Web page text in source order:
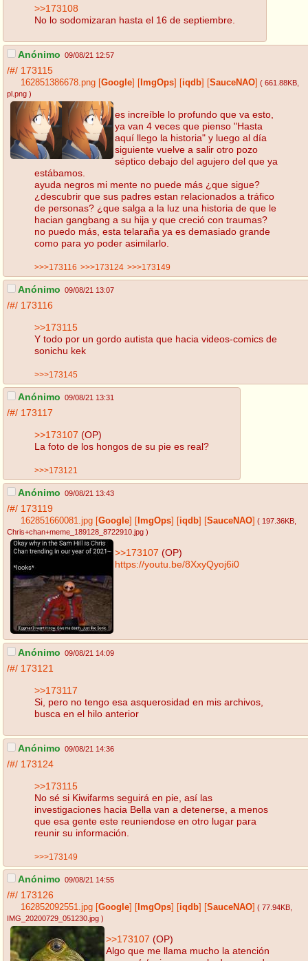
>>173108
No lo sodomizaran hasta el 16 de septiembre.
Anónimo 09/08/21 12:57
/#/ 173115
162851386678.png Google ImgOps iqdb SauceNAO ( 661.88KB
pl.png )
es increíble lo profundo que va esto,
ya van 4 veces que pienso "Hasta
aquí llego la historia" y luego al día
siguiente vuelve a salir otro pozo
séptico debajo del agujero del que ya
estábamos.
ayuda negros mi mente no puede más ¿que sigue?
¿descubrir que sus padres estan relacionados a tráfico
de personas? ¿que salga a la luz una historia de que le
hacian gangbang a su hija y que creció con traumas?
no puedo más, esta telaraña ya es demasiado grande
como para yo poder asimilarlo.
>>>173116 >>>173124 >>>173149
Anónimo 09/08/21 13:07
/#/ 173116
>>173115
Y todo por un gordo autista que hacia videos-comics de
sonichu kek
>>>173145
Anónimo 09/08/21 13:31
/#/ 173117
>>173107 (OP)
La foto de los hongos de su pie es real?
>>>173121
Anónimo 09/08/21 13:43
/#/ 173119
162851660081.jpg Google ImgOps iqdb SauceNAO ( 197.36KB
Chris+chan+meme_189128_8722910.jpg )
>>173107 (OP)
https://youtu.be/8XxyQyoj6i0
Anónimo 09/08/21 14:09
/#/ 173121
>>173117
Si, pero no tengo esa asquerosidad en mis archivos,
busca en el hilo anterior
Anónimo 09/08/21 14:36
/#/ 173124
>>173115
No sé si Kiwifarms seguirá en pie, así las
investigaciones hacia Bella van a detenerse, a menos
que esa gente este reuniendose en otro lugar para
reunir su información.
>>>173149
Anónimo 09/08/21 14:55
/#/ 173126
162852092551.jpg Google ImgOps iqdb SauceNAO ( 77.94KB
IMG_20200729_051230.jpg )
>>173107 (OP)
Algo que me llama mucho la atención